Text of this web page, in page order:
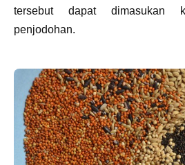
tersebut dapat dimasukan
penjodohan.